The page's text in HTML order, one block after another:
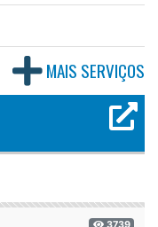
MAIS SERVIÇOS